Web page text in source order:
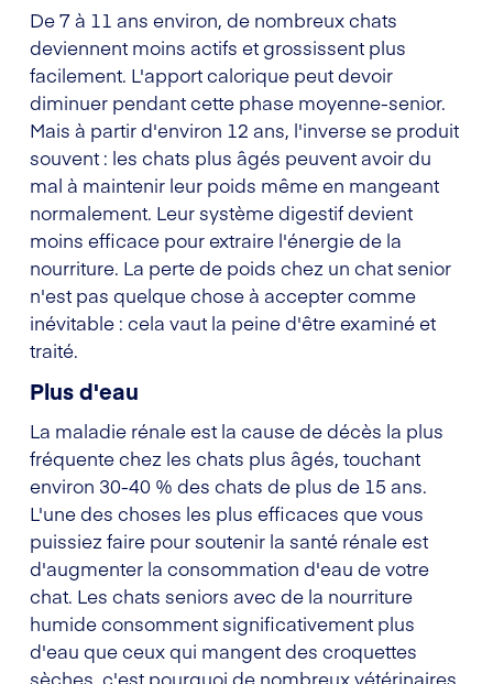
De 7 à 11 ans environ, de nombreux chats
deviennent moins actifs et grossissent plus
facilement. L'apport calorique peut devoir
diminuer pendant cette phase moyenne-senior.
Mais à partir d'environ 12 ans, l'inverse se produit
souvent : les chats plus âgés peuvent avoir du
mal à maintenir leur poids même en mangeant
normalement. Leur système digestif devient
moins efficace pour extraire l'énergie de la
nourriture. La perte de poids chez un chat senior
n'est pas quelque chose à accepter comme
inévitable : cela vaut la peine d'être examiné et
traité.
Plus d'eau
La maladie rénale est la cause de décès la plus
fréquente chez les chats plus âgés, touchant
environ 30-40 % des chats de plus de 15 ans.
L'une des choses les plus efficaces que vous
puissiez faire pour soutenir la santé rénale est
d'augmenter la consommation d'eau de votre
chat. Les chats seniors avec de la nourriture
humide consomment significativement plus
d'eau que ceux qui mangent des croquettes
sèches, c'est pourquoi de nombreux vétérinaires